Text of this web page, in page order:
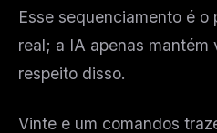
Esse sequenciamento é
real; a IA apenas mantém
respeito disso.
Vinte e um comandos